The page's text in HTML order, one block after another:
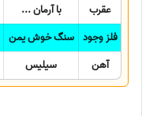
عقرب
با آرمان ...
فلز وجود سنگ خوش یمن
آهن
سیلیس